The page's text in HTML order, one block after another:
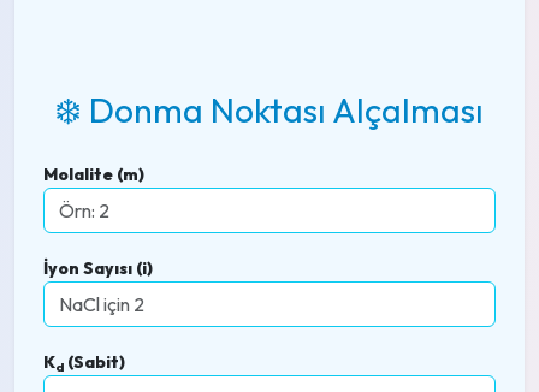
❄️ Donma Noktası Alçalması
Molalite (m)
İyon Sayısı (i)
Kd (Sabit)